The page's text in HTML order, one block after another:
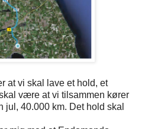
at vi skal lave et hold, et
være at vi tilsammen kører
jul, 40.000 km. Det hold skal